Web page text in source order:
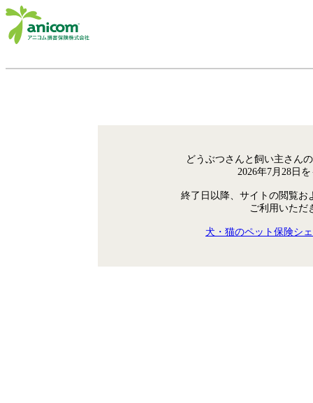
どうぶつさんと飼い主さん
2026年7月28日
終了日以降、サイトの閲覧お
ご利用いただ
犬・猫のペット保険シ